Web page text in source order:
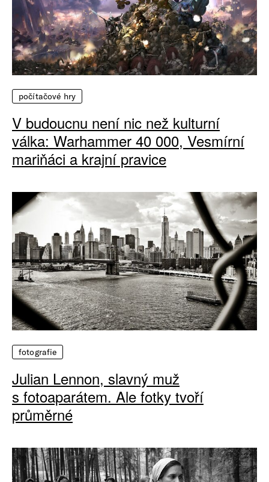
počítačové hry
V budoucnu není nic než kulturní
válka: Warhammer 40 000, Vesmírní
mariňáci a krajní pravice
fotografie
Julian Lennon, slavný muž
s fotoaparátem. Ale fotky tvoří
průměrné